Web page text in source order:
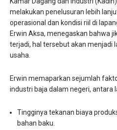
melakukan penelusuran lebih
operasional dan kondisi riil di
Erwin Aksa, menegaskan bahwa
terjadi, hal tersebut akan menjadi
usaha.
Erwin memaparkan sejumlah
industri baja dalam negeri, antara
Tingginya tekanan biaya
bahan baku.